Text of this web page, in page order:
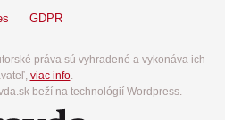
GDPR
práva sú vyhradené a vykonáva ich
viac info.
beží na technológií Wordpress.